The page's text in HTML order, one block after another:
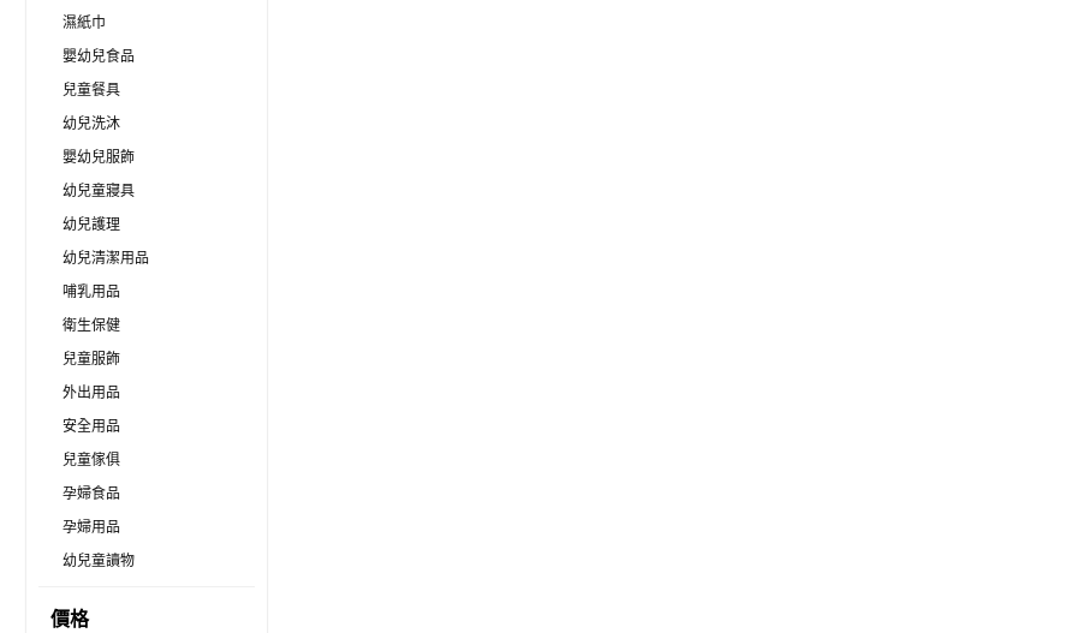
濕紙巾
嬰幼兒食品
兒童餐具
幼兒洗沐
嬰幼兒服飾
幼兒童寢具
幼兒護理
幼兒清潔用品
哺乳用品
衛生保健
兒童服飾
外出用品
安全用品
兒童傢俱
孕婦食品
孕婦用品
幼兒童讀物
價格